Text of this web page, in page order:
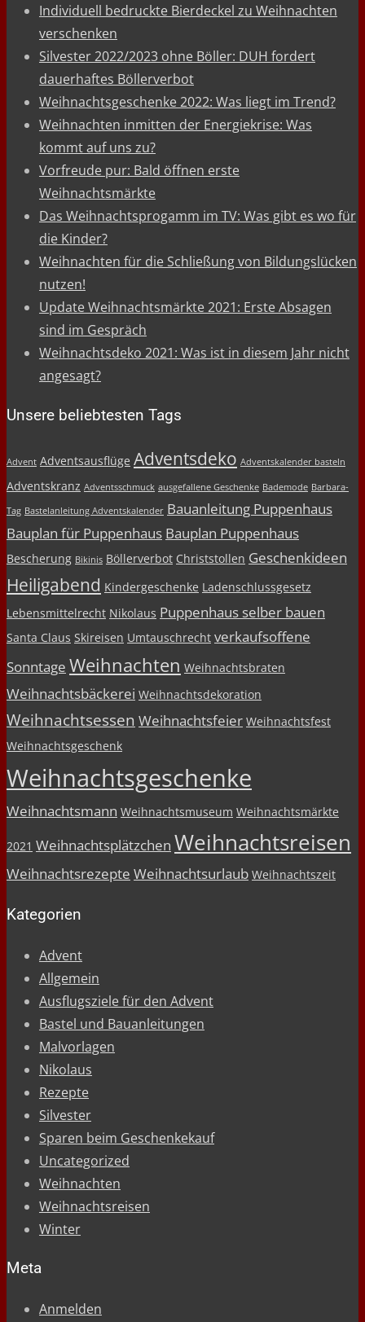
Individuell bedruckte Bierdeckel zu Weihnachten
verschenken
Silvester 2022/2023 ohne Böller: DUH fordert
dauerhaftes Böllerverbot
Weihnachtsgeschenke 2022: Was liegt im Trend?
Weihnachten inmitten der Energiekrise: Was
kommt auf uns zu?
Vorfreude pur: Bald öffnen erste
Weihnachtsmärkte
Das Weihnachtsprogamm im TV: Was gibt es wo für
die Kinder?
Weihnachten für die Schließung von Bildungslücken
nutzen!
Update Weihnachtsmärkte 2021: Erste Absagen
sind im Gespräch
Weihnachtsdeko 2021: Was ist in diesem Jahr nicht
angesagt?
Unsere beliebtesten Tags
Advent Adventsausflüge Adventsdeko Adventskalender basteln
Adventskranz Adventsschmuck ausgefallene Geschenke Bademode Barbara-
Tag Bastelanleitung Adventskalender Bauanleitung Puppenhaus
Bauplan für Puppenhaus Bauplan Puppenhaus
Bescherung Bikinis Böllerverbot Christstollen Geschenkideen
Heiligabend Kindergeschenke Ladenschlussgesetz
Lebensmittelrecht Nikolaus Puppenhaus selber bauen
Santa Claus Skireisen Umtauschrecht verkaufsoffene
Sonntage Weihnachten Weihnachtsbraten
Weihnachtsbäckerei Weihnachtsdekoration
Weihnachtsessen Weihnachtsfeier Weihnachtsfest
Weihnachtsgeschenk
Weihnachtsgeschenke
Weihnachtsmann Weihnachtsmuseum Weihnachtsmärkte
2021 Weihnachtsplätzchen Weihnachtsreisen
Weihnachtsrezepte Weihnachtsurlaub Weihnachtszeit
Kategorien
Advent
Allgemein
Ausflugsziele für den Advent
Bastel und Bauanleitungen
Malvorlagen
Nikolaus
Rezepte
Silvester
Sparen beim Geschenkekauf
Uncategorized
Weihnachten
Weihnachtsreisen
Winter
Meta
Anmelden